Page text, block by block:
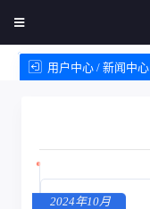
用户中心 / 新闻中心
2024年10月